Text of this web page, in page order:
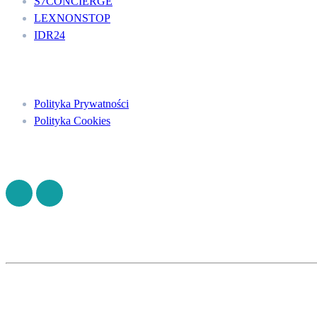
LEXNONSTOP
IDR24
Polityka Prywatności
Polityka Cookies